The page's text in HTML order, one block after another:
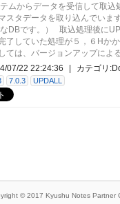
ムからデータを受信して取
スタデータを取り込んでいま
DBです。） 取込処理後に
了していた処理が５，６Hか
ては、バージョンアップによ
07/22 22:24:36 カテゴリ:
7.0.3 UPDALL
© 2017 Kyushu Notes Partner